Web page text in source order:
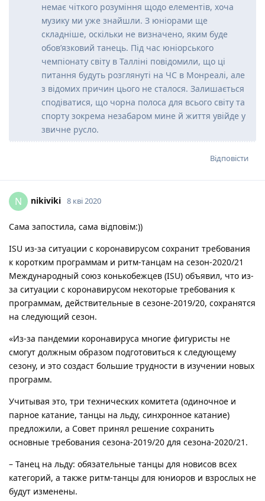
немає чіткого розуміння щодо елементів, хоча
музику ми уже знайшли. З юніорами ще
складніше, оскільки не визначено, яким буде
обов’язковий танець. Під час юніорського
чемпіонату світу в Талліні повідомили, що ці
питання будуть розглянуті на ЧС в Монреалі, але
з відомих причин цього не сталося. Залишається
сподіватися, що чорна полоса для всього світу та
спорту зокрема незабаром мине й життя увійде у
звичне русло.
Відповісти
N nikiviki 8 кві 2020
Сама запостила, сама відповім:))
ISU из-за ситуации с коронавирусом сохранит требования
к коротким программам и ритм-танцам на сезон-2020/21
Международный союз конькобежцев (ISU) объявил, что из-
за ситуации с коронавирусом некоторые требования к
программам, действительные в сезоне-2019/20, сохранятся
на следующий сезон.
«Из-за пандемии коронавируса многие фигуристы не
смогут должным образом подготовиться к следующему
сезону, и это создаст большие трудности в изучении новых
программ.
Учитывая это, три технических комитета (одиночное и
парное катание, танцы на льду, синхронное катание)
предложили, а Совет принял решение сохранить
основные требования сезона-2019/20 для сезона-2020/21.
– Танец на льду: обязательные танцы для новисов всех
категорий, а также ритм-танцы для юниоров и взрослых не
будут изменены.